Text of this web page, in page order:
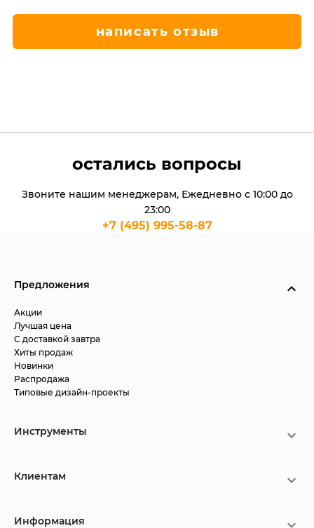
написать отзыв
остались вопросы
Звоните нашим менеджерам, Ежедневно с 10:00 до
23:00
+7 (495) 995-58-87
Предложения
Акции
Лучшая цена
С доставкой завтра
Хиты продаж
Новинки
Распродажа
Типовые дизайн-проекты
Инструменты
Клиентам
Информация